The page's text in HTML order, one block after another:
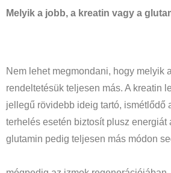
Melyik a jobb, a kreatin vagy a
Nem lehet megmondani, hogy melyik
rendeltetésük teljesen más. A kreatin
jellegű rövidebb ideig tartó, ismétlődő
terhelés esetén biztosít plusz energiát
glutamin pedig teljesen más módon